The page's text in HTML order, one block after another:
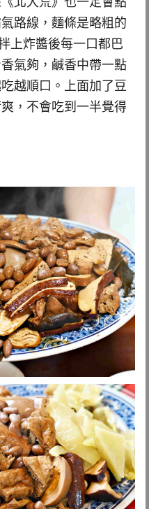
路線，麵條是略粗的
上炸醬後每一口都巴
氣夠，鹹香中帶一點
越順口。上面加了豆
，不會吃到一半覺得